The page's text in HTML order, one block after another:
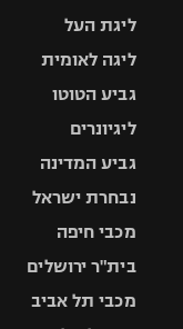
ליגת העל
ליגה לאומית
גביע הטוטו
ליגיונרים
גביע המדינה
נבחרת ישראל
מכבי חיפה
בית"ר ירושלים
מכבי תל אביב